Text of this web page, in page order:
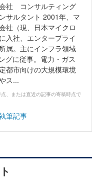
社 コンサルティング
サルタント 2001年、マ
社（現、日本マイクロ
入社、エンタープライ
属。主にインフラ領域
グに従事。電力・ガス
都市向けの大規模環境
ス...
、または直近の記事の寄稿時点で
筆記事